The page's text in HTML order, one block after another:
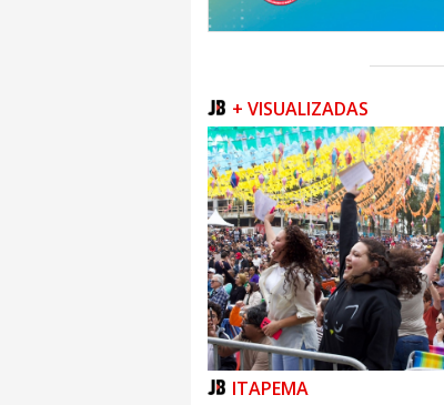
+ VISUALIZADAS
ITAPEMA